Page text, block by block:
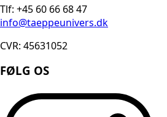
Tlf: +45 60 66 68 47
info@taeppeunivers.dk
CVR: 45631052
FØLG OS